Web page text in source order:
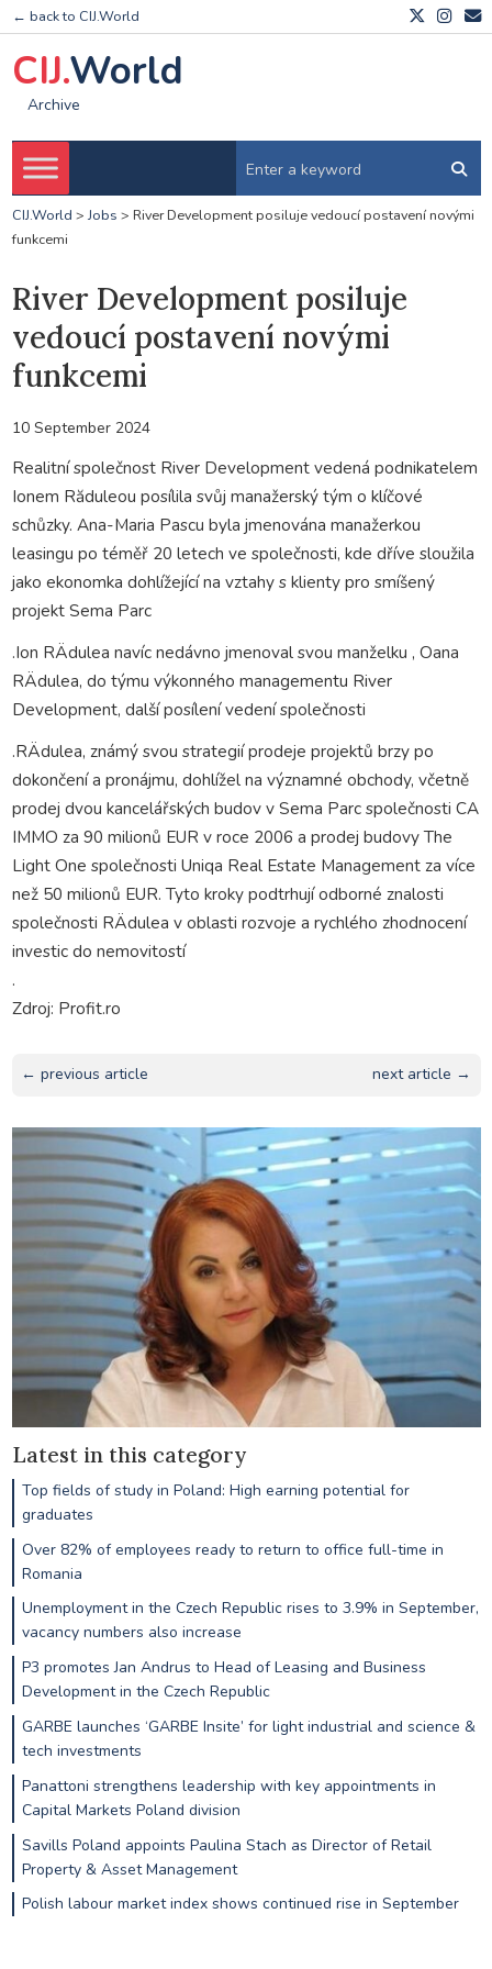
← back to CIJ.World
CIJ.World
Archive
CIJ.World > Jobs > River Development posiluje vedoucí postavení novými
funkcemi
River Development posiluje
vedoucí postavení novými
funkcemi
10 September 2024
Realitní společnost River Development vedená podnikatelem
Ionem Răduleou posílila svůj manažerský tým o klíčové
schůzky. Ana-Maria Pascu byla jmenována manažerkou
leasingu po téměř 20 letech ve společnosti, kde dříve sloužila
jako ekonomka dohlížející na vztahy s klienty pro smíšený
projekt Sema Parc
.Ion RÄdulea navíc nedávno jmenoval svou manželku , Oana
RÄdulea, do týmu výkonného managementu River
Development, další posílení vedení společnosti
.RÄdulea, známý svou strategií prodeje projektů brzy po
dokončení a pronájmu, dohlížel na významné obchody, včetně
prodej dvou kancelářských budov v Sema Parc společnosti CA
IMMO za 90 milionů EUR v roce 2006 a prodej budovy The
Light One společnosti Uniqa Real Estate Management za více
než 50 milionů EUR. Tyto kroky podtrhují odborné znalosti
společnosti RÄdulea v oblasti rozvoje a rychlého zhodnocení
investic do nemovitostí
.
Zdroj: Profit.ro
← previous article next article →
Latest in this category
Top fields of study in Poland: High earning potential for
graduates
Over 82% of employees ready to return to office full-time in
Romania
Unemployment in the Czech Republic rises to 3.9% in September,
vacancy numbers also increase
P3 promotes Jan Andrus to Head of Leasing and Business
Development in the Czech Republic
GARBE launches ‘GARBE Insite’ for light industrial and science &
tech investments
Panattoni strengthens leadership with key appointments in
Capital Markets Poland division
Savills Poland appoints Paulina Stach as Director of Retail
Property & Asset Management
Polish labour market index shows continued rise in September